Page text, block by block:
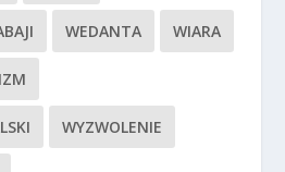
WEDANTA WIARA
WYZWOLENIE